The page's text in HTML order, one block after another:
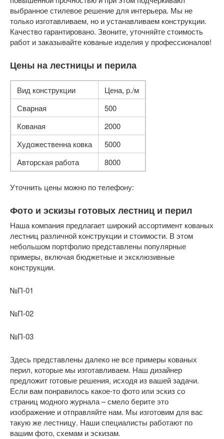
выбранное стилевое решение для интерьера. Мы не
только изготавливаем, но и устанавливаем конструкции.
Качество гарантировано. Звоните, уточняйте стоимость
работ и заказывайте кованые изделия у профессионалов!
Цены на лестницы и перила
Вид конструкции
Цена, р./м
Сварная
500
Кованая
2000
Художественна ковка
5000
Авторская работа
8000
Уточнить цены можно по телефону:
Фото и эскизы готовых лестниц и перил
Наша компания предлагает широкий ассортимент кованых
лестниц различной конструкции и стоимости. В этом
небольшом портфолио представлены популярные
примеры, включая бюджетные и эксклюзивные
конструкции.
№П-01
№П-02
№П-03
Здесь представлены далеко не все примеры кованых
перил, которые мы изготавливаем. Наш дизайнер
предложит готовые решения, исходя из вашей задачи.
Если вам понравилось какое-то фото или эскиз со
страниц модного журнала – смело берите это
изображение и отправляйте нам. Мы изготовим для вас
такую же лестницу. Наши специалисты работают по
вашим фото, схемам и эскизам.